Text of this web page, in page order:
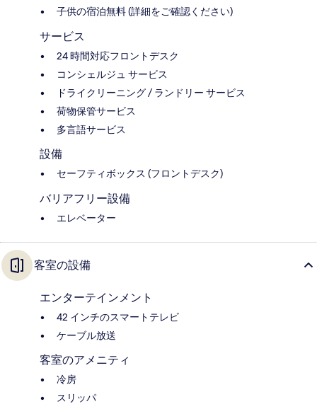
子供の宿泊無料 (詳細をご確認ください)
サービス
24 時間対応フロントデスク
コンシェルジュ サービス
ドライクリーニング / ランドリー サービス
荷物保管サービス
多言語サービス
設備
セーフティボックス (フロントデスク)
バリアフリー設備
エレベーター
客室の設備
エンターテインメント
42 インチのスマートテレビ
ケーブル放送
客室のアメニティ
冷房
スリッパ